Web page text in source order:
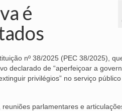
é
nº 38/2025 (PEC 38/2025),
declarado de “aperfeiçoar a
privilégios” no serviço público
parlamentares e